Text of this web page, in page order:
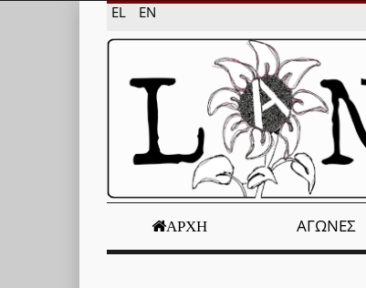
EL EN
ΑΡΧΉ ΑΓΏΝΕΣ